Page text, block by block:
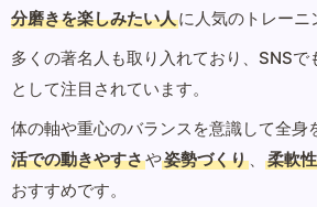
分磨きを楽しみたい人に人気のトレーニ
多くの著名人も取り入れており、SNSで
として注目されています。
体の軸や重心のバランスを意識して全身
活での動きやすさや姿勢づくり 、 柔軟性
おすすめです。